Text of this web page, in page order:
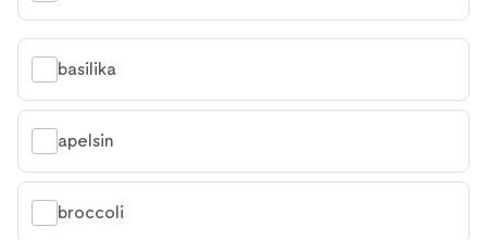
basilika
apelsin
broccoli